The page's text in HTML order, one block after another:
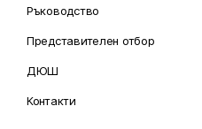
Ръководство
Представителен отбор
ДЮШ
Контакти